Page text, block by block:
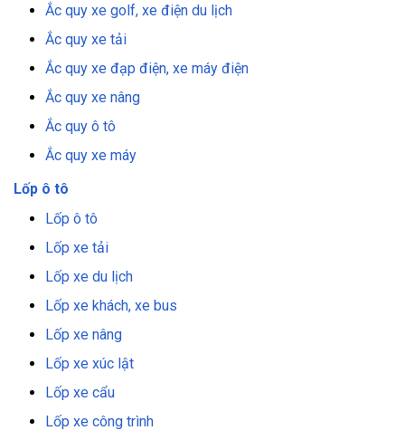
Ắc quy xe golf, xe điện du lịch
Ắc quy xe tải
Ắc quy xe đạp điện, xe máy điện
Ắc quy xe nâng
Ắc quy ô tô
Ắc quy xe máy
Lốp ô tô
Lốp ô tô
Lốp xe tải
Lốp xe du lịch
Lốp xe khách, xe bus
Lốp xe nâng
Lốp xe xúc lật
Lốp xe cẩu
Lốp xe công trình